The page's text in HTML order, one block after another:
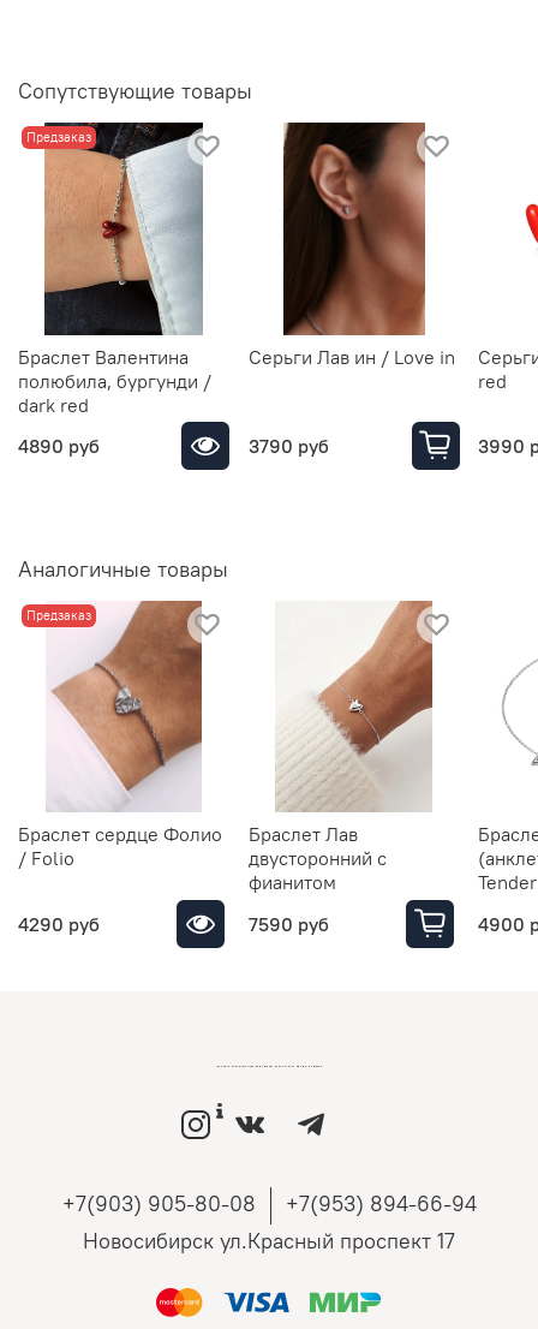
Сопутствующие товары
Предзаказ
Браслет Валентина
полюбила, бургунди /
dark red
4890 руб
Серьги Лав ин / Love in
3790 руб
red
3990
Аналогичные товары
Предзаказ
Браслет сердце Фолио
/ Folio
4290 руб
Браслет Лав
двусторонний с
фианитом
7590 руб
4900
+7(903) 905-80-08
+7(953) 894-66-94
Новосибирск ул.Красный проспект 17